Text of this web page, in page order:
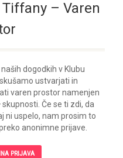
– Varen
naših dogodkih v Klubu
ustvarjati in
varen prostor namenjen
skupnosti. Če se ti zdi, da
ni uspelo, nam prosim to
anonimne prijave.
PRIJAVA